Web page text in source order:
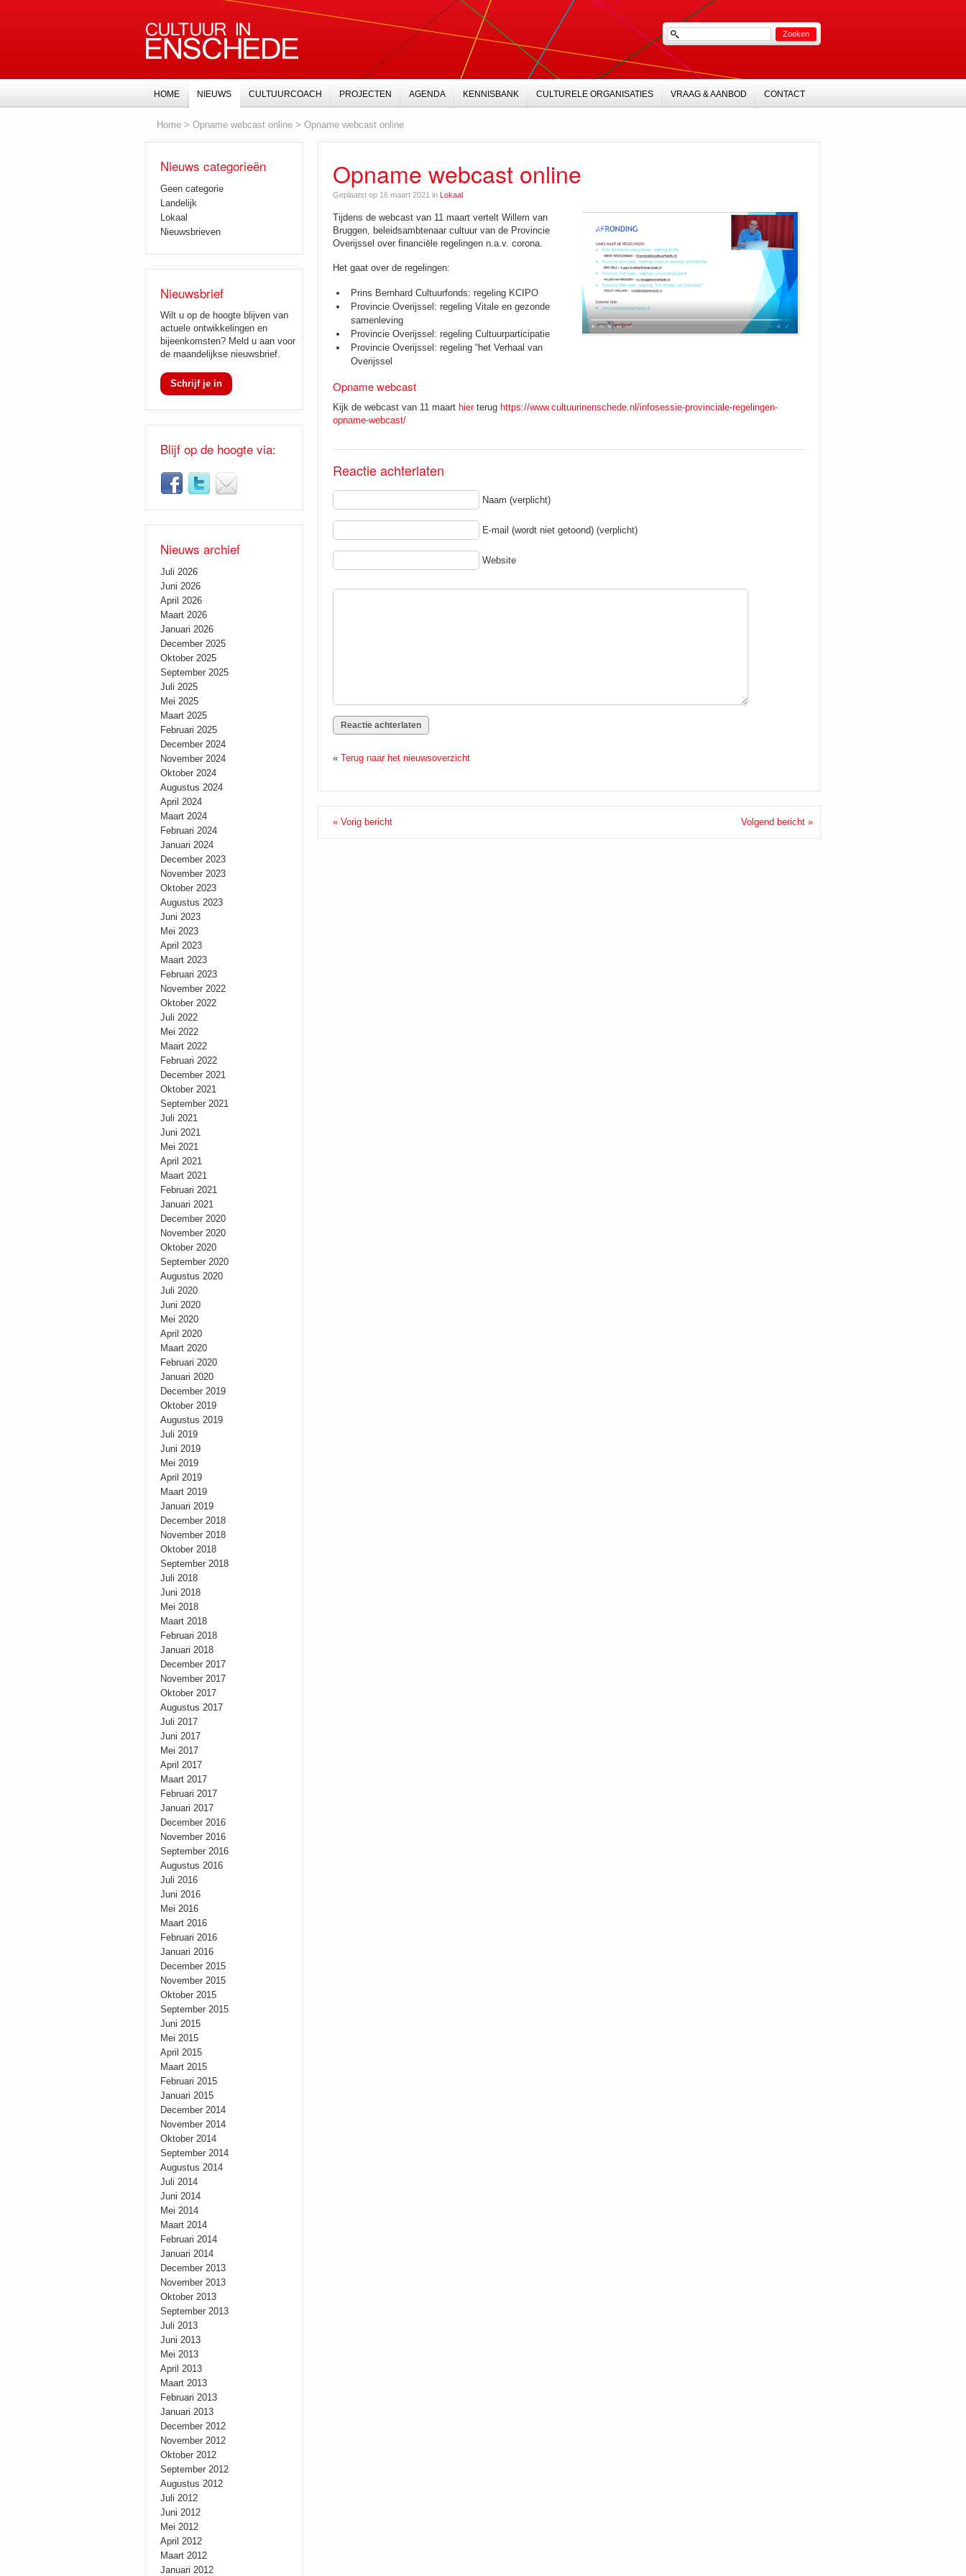
Home > Opname webcast online > Opname webcast online
Opname webcast online
Geplaatst op 16 maart 2021 in Lokaal
Tijdens de webcast van 11 maart vertelt Willem van
Bruggen, beleidsambtenaar cultuur van de Provincie
Overijssel over financiële regelingen n.a.v. corona.
Het gaat over de regelingen:
Prins Bernhard Cultuurfonds: regeling KCIPO
Provincie Overijssel: regeling Vitale en gezonde
samenleving
Provincie Overijssel: regeling Cultuurparticipatie
Provincie Overijssel: regeling “het Verhaal van
Overijssel
Opname webcast
Kijk de webcast van 11 maart hierterug https://www.cultuurinenschede.nl/infosessie-provinciale-regelingen-
opname-webcast/
Reactie achterlaten
Naam (verplicht)
E-mail (wordt niet getoond) (verplicht)
Website
« Terug naar het nieuwsoverzicht
« Vorig bericht Volgend bericht »
Nieuws categorieën
Geen categorie
Landelijk
Lokaal
Nieuwsbrieven
Nieuwsbrief
Wilt u op de hoogte blijven van
actuele ontwikkelingen en
bijeenkomsten? Meld u aan voor
de maandelijkse nieuwsbrief.
Schrijf je in
Blijf op de hoogte via:
Nieuws archief
Juli 2026
Juni 2026
April 2026
Maart 2026
Januari 2026
December 2025
Oktober 2025
September 2025
Juli 2025
Mei 2025
Maart 2025
Februari 2025
December 2024
November 2024
Oktober 2024
Augustus 2024
April 2024
Maart 2024
Februari 2024
Januari 2024
December 2023
November 2023
Oktober 2023
Augustus 2023
Juni 2023
Mei 2023
April 2023
Maart 2023
Februari 2023
November 2022
Oktober 2022
Juli 2022
Mei 2022
Maart 2022
Februari 2022
December 2021
Oktober 2021
September 2021
Juli 2021
Juni 2021
Mei 2021
April 2021
Maart 2021
Februari 2021
Januari 2021
December 2020
November 2020
Oktober 2020
September 2020
Augustus 2020
Juli 2020
Juni 2020
Mei 2020
April 2020
Maart 2020
Februari 2020
Januari 2020
December 2019
Oktober 2019
Augustus 2019
Juli 2019
Juni 2019
Mei 2019
April 2019
Maart 2019
Januari 2019
December 2018
November 2018
Oktober 2018
September 2018
Juli 2018
Juni 2018
Mei 2018
Maart 2018
Februari 2018
Januari 2018
December 2017
November 2017
Oktober 2017
Augustus 2017
Juli 2017
Juni 2017
Mei 2017
April 2017
Maart 2017
Februari 2017
Januari 2017
December 2016
November 2016
September 2016
Augustus 2016
Juli 2016
Juni 2016
Mei 2016
Maart 2016
Februari 2016
Januari 2016
December 2015
November 2015
Oktober 2015
September 2015
Juni 2015
Mei 2015
April 2015
Maart 2015
Februari 2015
Januari 2015
December 2014
November 2014
Oktober 2014
September 2014
Augustus 2014
Juli 2014
Juni 2014
Mei 2014
Maart 2014
Februari 2014
Januari 2014
December 2013
November 2013
Oktober 2013
September 2013
Juli 2013
Juni 2013
Mei 2013
April 2013
Maart 2013
Februari 2013
Januari 2013
December 2012
November 2012
Oktober 2012
September 2012
Augustus 2012
Juli 2012
Juni 2012
Mei 2012
April 2012
Maart 2012
Januari 2012
HOME NIEUWS CULTUURCOACH PROJECTEN AGENDA KENNISBANK CULTURELE ORGANISATIES VRAAG & AANBOD CONTACT